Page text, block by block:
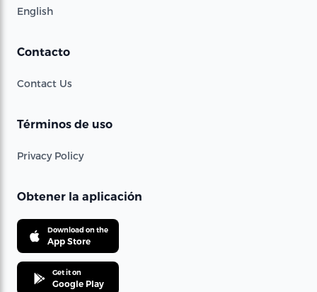
English
Contacto
Contact Us
Términos de uso
Privacy Policy
Obtener la aplicación
Download on the
App Store
Get it on
Google Play